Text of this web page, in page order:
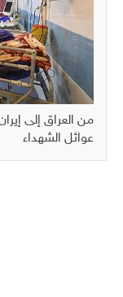
من العراق إلى
عوائل الشهداء